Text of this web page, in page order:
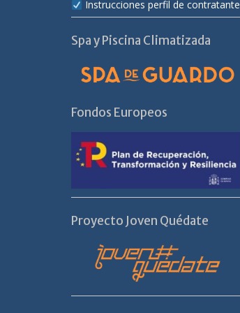
Instrucciones perfil de contratante
Spa y Piscina Climatizada
Fondos Europeos
Proyecto Joven Quédate